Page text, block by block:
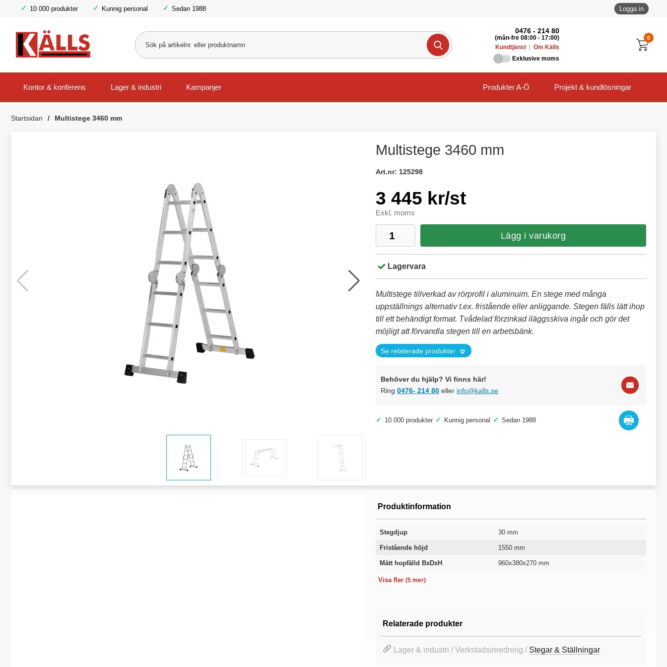
10 000 produkter Kunnig personal Sedan 1988 Logga in
0
0476 - 214 80
(mån-fre 08:00 - 17:00)
Kundtjänst
Om Källs
Exklusive moms
Kontor & konferens Lager & industri Kampanjer Produkter A-Ö Projekt & kundlösningar
Startsidan Multistege 3460 mm
Multistege 3460 mm
Art.nr: 125298
3 445 kr/st
Exkl. moms
Lägg i varukorg
Lagervara
Multistege tillverkad av rörprofil i aluminuim. En stege med många
uppställnings alternativ t.ex. fristående eller anliggande. Stegen fälls lätt ihop
till ett behändigt format. Tvådelad förzinkad iläggsskiva ingår och gör det
möjligt att förvandla stegen till en arbetsbänk.
Se relaterade produkter
Behöver du hjälp? Vi finns här!
Ring 0476- 214 80 eller info@kalls.se
✓ 10 000 produkter ✓ Kunnig personal ✓ Sedan 1988
Produktinformation
Stegdjup 30 mm
Fristående höjd 1550 mm
Mått hopfälld BxDxH
960x380x270 mm
Visa fler (5 mer)
Relaterade produkter
Lager & industri / Verkstadsinredning / Stegar & Ställningar